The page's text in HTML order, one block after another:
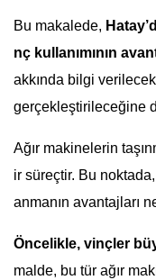
Bu makalede,
nç kullanımının
akkında bilgi
gerçekleştirileceğine
Ağır makinelerin
ir süreçtir. Bu
anmanın avantajları
Öncelikle, vinçler
malde, bu tür ağır